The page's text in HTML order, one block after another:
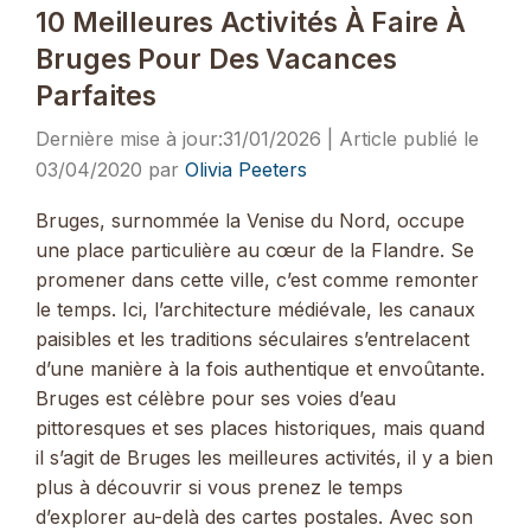
10 Meilleures Activités À Faire À
Bruges Pour Des Vacances
Parfaites
31/01/2026
03/04/2020 par Olivia Peeters
Bruges, surnommée la Venise du Nord, occupe
une place particulière au cœur de la Flandre. Se
promener dans cette ville, c’est comme remonter
le temps. Ici, l’architecture médiévale, les canaux
paisibles et les traditions séculaires s’entrelacent
d’une manière à la fois authentique et envoûtante.
Bruges est célèbre pour ses voies d’eau
pittoresques et ses places historiques, mais quand
il s’agit de Bruges les meilleures activités, il y a bien
plus à découvrir si vous prenez le temps
d’explorer au-delà des cartes postales. Avec son